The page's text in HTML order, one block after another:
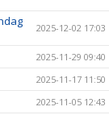
2025-12-02 17:03
2025-11-29 09:40
2025-11-17 11:50
2025-11-05 12:43